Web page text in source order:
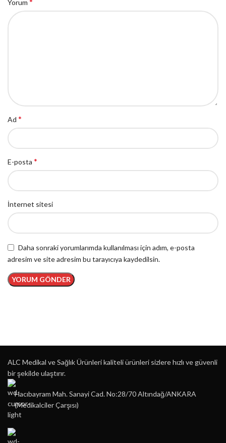
Yorum *
Ad *
E-posta *
İnternet sitesi
Daha sonraki yorumlarımda kullanılması için adım, e-posta
adresim ve site adresim bu tarayıcıya kaydedilsin.
ALC Medikal ve Sağlık Ürünleri kaliteli ürünleri sizlere hızlı ve güvenli
bir şekilde ulaştırır.
Hacıbayram Mah. Sanayi Cad. No:28/70 Altındağ/ANKARA
(Medikalciler Çarşısı)